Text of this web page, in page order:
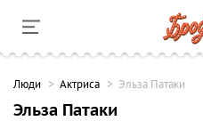
Люди Актриса Эльза Патаки
Эльза Патаки